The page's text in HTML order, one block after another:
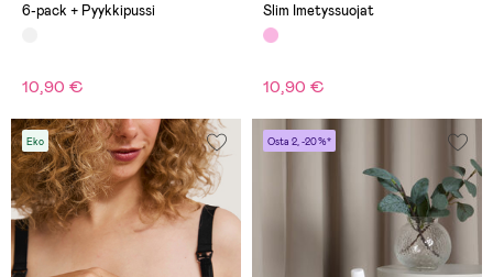
6-pack + Pyykkipussi
10,90 €
Slim Imetyssuojat
10,90 €
Eko Osta 2, -20 %*